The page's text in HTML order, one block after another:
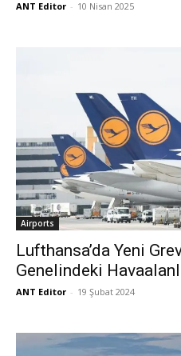
ANT Editor - 10 Nisan 2025
Airports
Lufthansa’da Yeni
Genelindeki
ANT Editor - 19 Şubat 2024